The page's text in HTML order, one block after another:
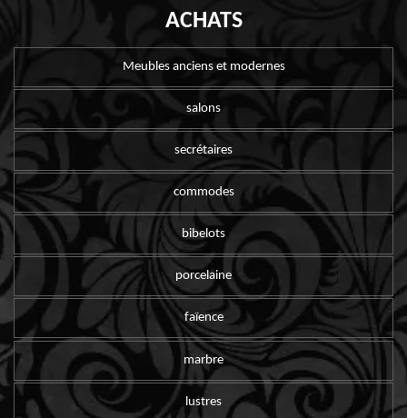
ACHATS
Meubles anciens et modernes
salons
secrétaires
commodes
bibelots
porcelaine
faïence
marbre
lustres